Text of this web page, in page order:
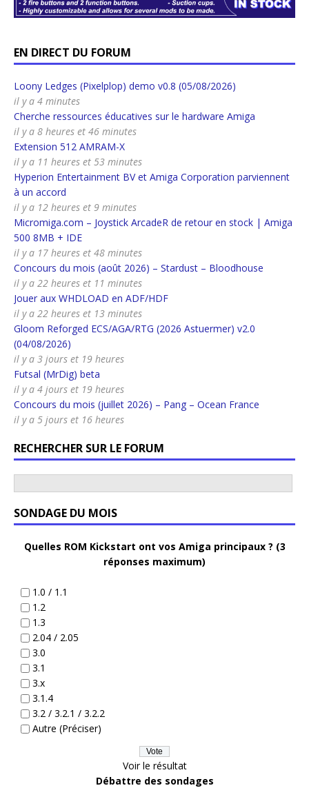
EN DIRECT DU FORUM
Loony Ledges (Pixelplop) demo v0.8 (05/08/2026)
il y a 4 minutes
Cherche ressources éducatives sur le hardware Amiga
il y a 8 heures et 46 minutes
Extension 512 AMRAM-X
il y a 11 heures et 53 minutes
Hyperion Entertainment BV et Amiga Corporation parviennent
à un accord
il y a 12 heures et 9 minutes
Micromiga.com – Joystick ArcadeR de retour en stock | Amiga
500 8MB + IDE
il y a 17 heures et 48 minutes
Concours du mois (août 2026) – Stardust – Bloodhouse
il y a 22 heures et 11 minutes
Jouer aux WHDLOAD en ADF/HDF
il y a 22 heures et 13 minutes
Gloom Reforged ECS/AGA/RTG (2026 Astuermer) v2.0
(04/08/2026)
il y a 3 jours et 19 heures
Futsal (MrDig) beta
il y a 4 jours et 19 heures
Concours du mois (juillet 2026) – Pang – Ocean France
il y a 5 jours et 16 heures
RECHERCHER SUR LE FORUM
SONDAGE DU MOIS
Quelles ROM Kickstart ont vos Amiga principaux ? (3
réponses maximum)
1.0 / 1.1
1.2
1.3
2.04 / 2.05
3.0
3.1
3.x
3.1.4
3.2 / 3.2.1 / 3.2.2
Autre (Préciser)
Voir le résultat
Débattre des sondages